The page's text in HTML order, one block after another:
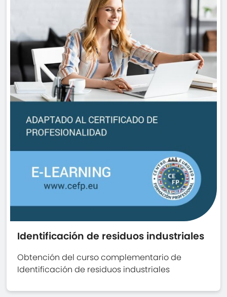
Identificación de residuos industriales
Obtención del curso complementario de
Identificación de residuos industriales